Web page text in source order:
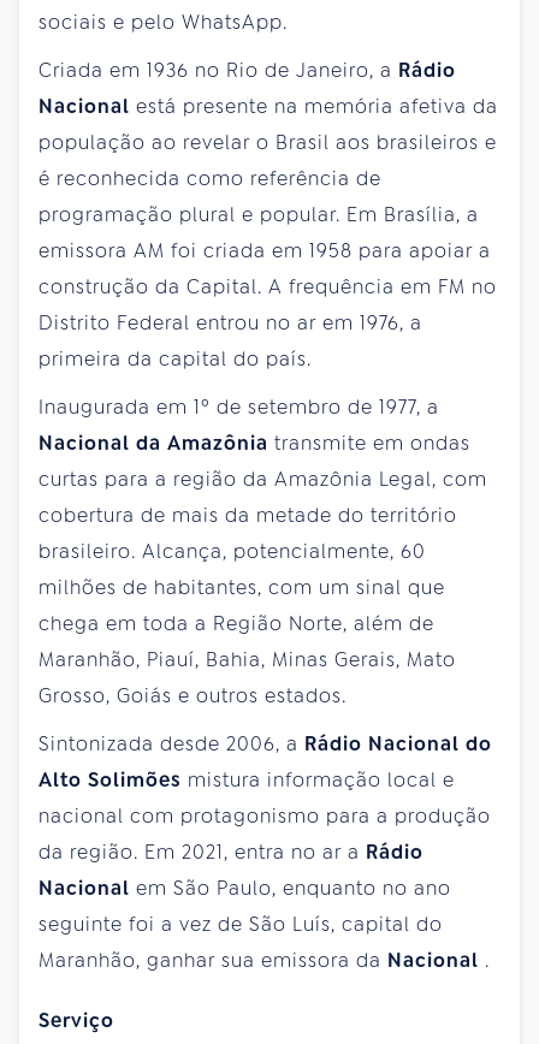
sociais e pelo WhatsApp.
Criada em 1936 no Rio de Janeiro, a Rádio
Nacional está presente na memória afetiva da
população ao revelar o Brasil aos brasileiros e
é reconhecida como referência de
programação plural e popular. Em Brasília, a
emissora AM foi criada em 1958 para apoiar a
construção da Capital. A frequência em FM no
Distrito Federal entrou no ar em 1976, a
primeira da capital do país.
Inaugurada em 1º de setembro de 1977, a
Nacional da Amazônia transmite em ondas
curtas para a região da Amazônia Legal, com
cobertura de mais da metade do território
brasileiro. Alcança, potencialmente, 60
milhões de habitantes, com um sinal que
chega em toda a Região Norte, além de
Maranhão, Piauí, Bahia, Minas Gerais, Mato
Grosso, Goiás e outros estados.
Sintonizada desde 2006, a Rádio Nacional do
Alto Solimões mistura informação local e
nacional com protagonismo para a produção
da região. Em 2021, entra no ar a Rádio
Nacional em São Paulo, enquanto no ano
seguinte foi a vez de São Luís, capital do
Maranhão, ganhar sua emissora da Nacional .
Serviço